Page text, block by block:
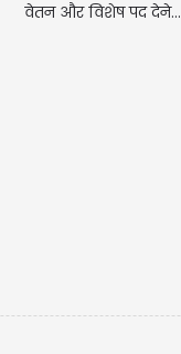
वेतन और विशेष पद देने...